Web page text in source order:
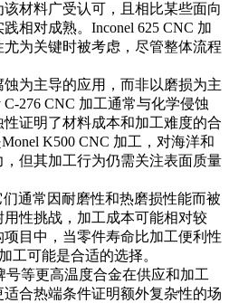
材料广受认可，且相比某些面向
相对成熟。 Inconel 625 CNC 加
为关键时被考虑，尽管整体流程
蚀为主导的应用，而非以磨损为主
C-276 CNC 加工通常与化学侵蚀
证明了材料成本和加工难度的合
Monel K500 CNC 加工 ，对海洋和
但其加工行为仍需关注表面质量
通常因耐磨性和热磨损性能而被
性挑战，加工成本可能相对较
目中，当零件寿命比加工便利性
工可能是合适的选择。
号等更高温度合金在供应和加工
合热端条件证明额外复杂性的场